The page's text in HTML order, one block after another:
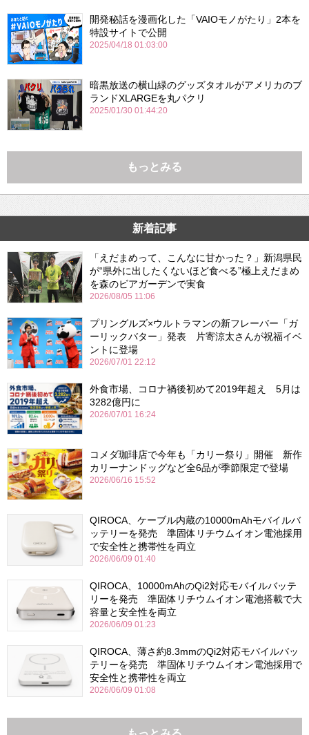
開発秘話を漫画化した「VAIOモノがたり」2本を
特設サイトで公開
2025/04/18 01:03:00
暗黒放送の横山緑のグッズタオルがアメリカのブ
ランドXLARGEを丸パクリ
2025/01/30 01:44:20
もっとみる
新着記事
「えだまめって、こんなに甘かった？」新潟県民
が“県外に出したくないほど食べる”極上えだまめ
を森のビアガーデンで実食
2026/08/05 11:06
プリングルズ×ウルトラマンの新フレーバー「ガ
ーリックバター」発表 片寄涼太さんが祝福イベ
ントに登場
2026/07/01 22:12
外食市場、コロナ禍後初めて2019年超え 5月は
3282億円に
2026/07/01 16:24
コメダ珈琲店で今年も「カリー祭り」開催 新作
カリーナンドッグなど全6品が季節限定で登場
2026/06/16 15:52
QIROCA、ケーブル内蔵の10000mAhモバイルバ
ッテリーを発売 準固体リチウムイオン電池採用
で安全性と携帯性を両立
2026/06/09 01:40
QIROCA、10000mAhのQi2対応モバイルバッテ
リーを発売 準固体リチウムイオン電池搭載で大
容量と安全性を両立
2026/06/09 01:23
QIROCA、薄さ約8.3mmのQi2対応モバイルバッ
テリーを発売 準固体リチウムイオン電池採用で
安全性と携帯性を両立
2026/06/09 01:08